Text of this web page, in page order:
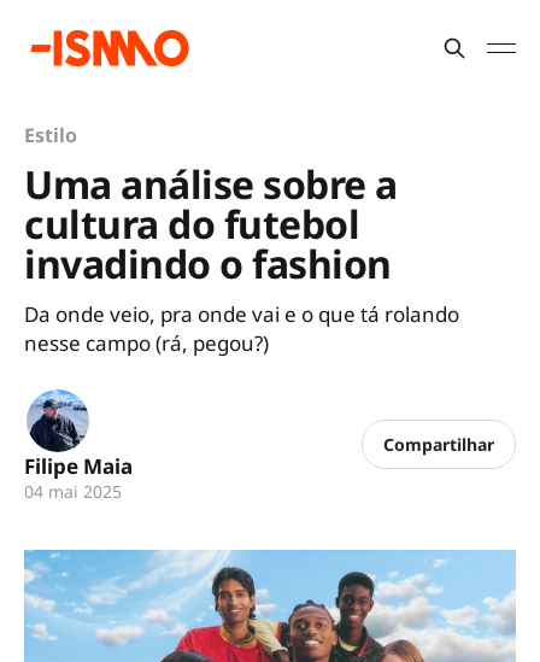
Estilo
Uma análise sobre a
cultura do futebol
invadindo o fashion
Da onde veio, pra onde vai e o que tá rolando
nesse campo (rá, pegou?)
Filipe Maia
04 mai 2025
Compartilhar